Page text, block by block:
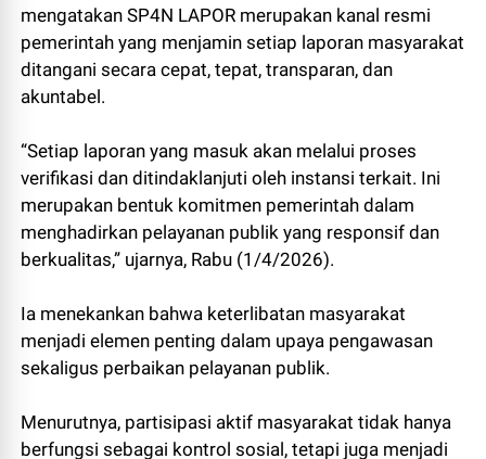
mengatakan SP4N LAPOR merupakan kanal resmi
pemerintah yang menjamin setiap laporan masyarakat
ditangani secara cepat, tepat, transparan, dan
akuntabel.
“Setiap laporan yang masuk akan melalui proses
verifikasi dan ditindaklanjuti oleh instansi terkait. Ini
merupakan bentuk komitmen pemerintah dalam
menghadirkan pelayanan publik yang responsif dan
berkualitas,” ujarnya, Rabu (1/4/2026).
Ia menekankan bahwa keterlibatan masyarakat
menjadi elemen penting dalam upaya pengawasan
sekaligus perbaikan pelayanan publik.
Menurutnya, partisipasi aktif masyarakat tidak hanya
berfungsi sebagai kontrol sosial, tetapi juga menjadi